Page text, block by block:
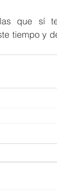
que sí
tiempo y